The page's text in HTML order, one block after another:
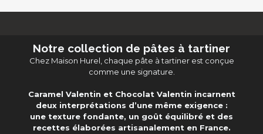
Notre collection de pâtes à tartiner
Chez Maison Hurel, chaque pâte à tartiner est conçue
comme une signature.
Caramel Valentin et Chocolat Valentin incarnent
deux interprétations d’une même exigence :
une texture fondante, un goût équilibré et des
recettes élaborées artisanalement en France.